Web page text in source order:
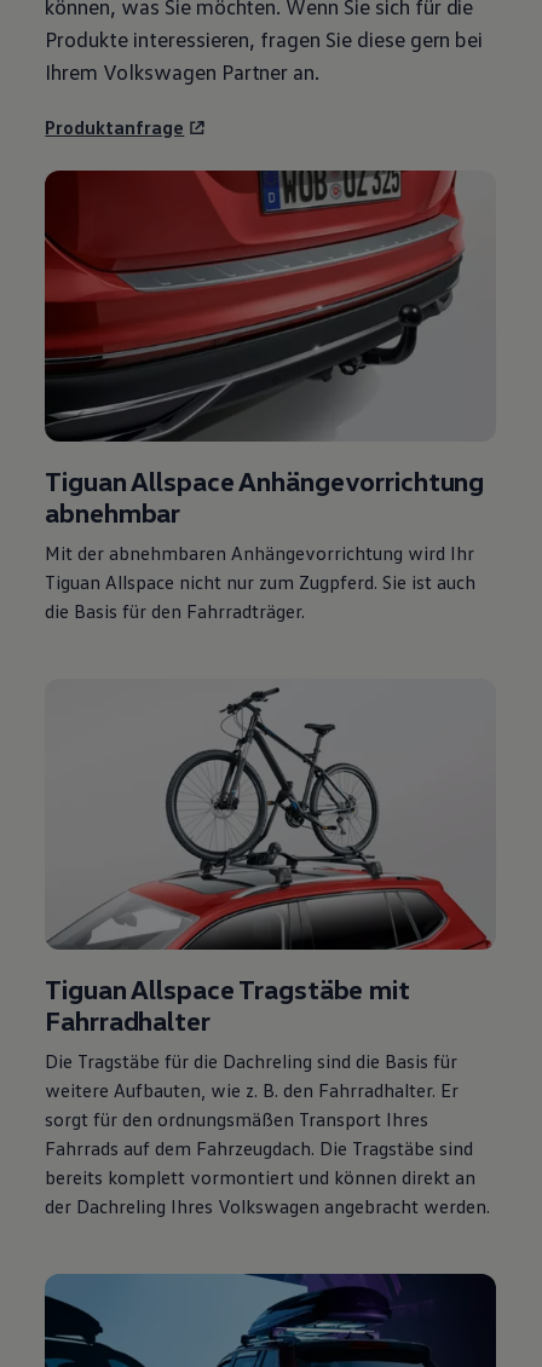
können, was Sie möchten. Wenn Sie sich für die
Produkte interessieren, fragen Sie diese gern bei
Ihrem Volkswagen Partner an.
Produktanfrage
TiguanAllspaceAnhängevorrichtung
abnehmbar
Mit der abnehmbaren Anhängevorrichtung wird Ihr
Tiguan Allspace nicht nur zum Zugpferd. Sie ist auch
die Basis für den Fahrradträger.
TiguanAllspaceTragstäbe mit
Fahrradhalter
Die Tragstäbe für die Dachreling sind die Basis für
weitere Aufbauten, wie z. B. den Fahrradhalter. Er
sorgt für den ordnungsmäßen Transport Ihres
Fahrrads auf dem Fahrzeugdach. Die Tragstäbe sind
bereits komplett vormontiert und können direkt an
der Dachreling Ihres Volkswagen angebracht werden.